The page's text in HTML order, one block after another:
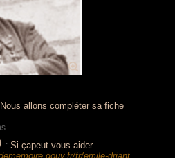
Nous allons compléter sa fiche
: Si çapeut vous aider..
fr/emile-driant